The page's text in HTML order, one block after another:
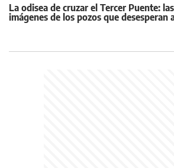
La odisea de cruzar el Tercer Puente:
imágenes de los pozos que desesperan